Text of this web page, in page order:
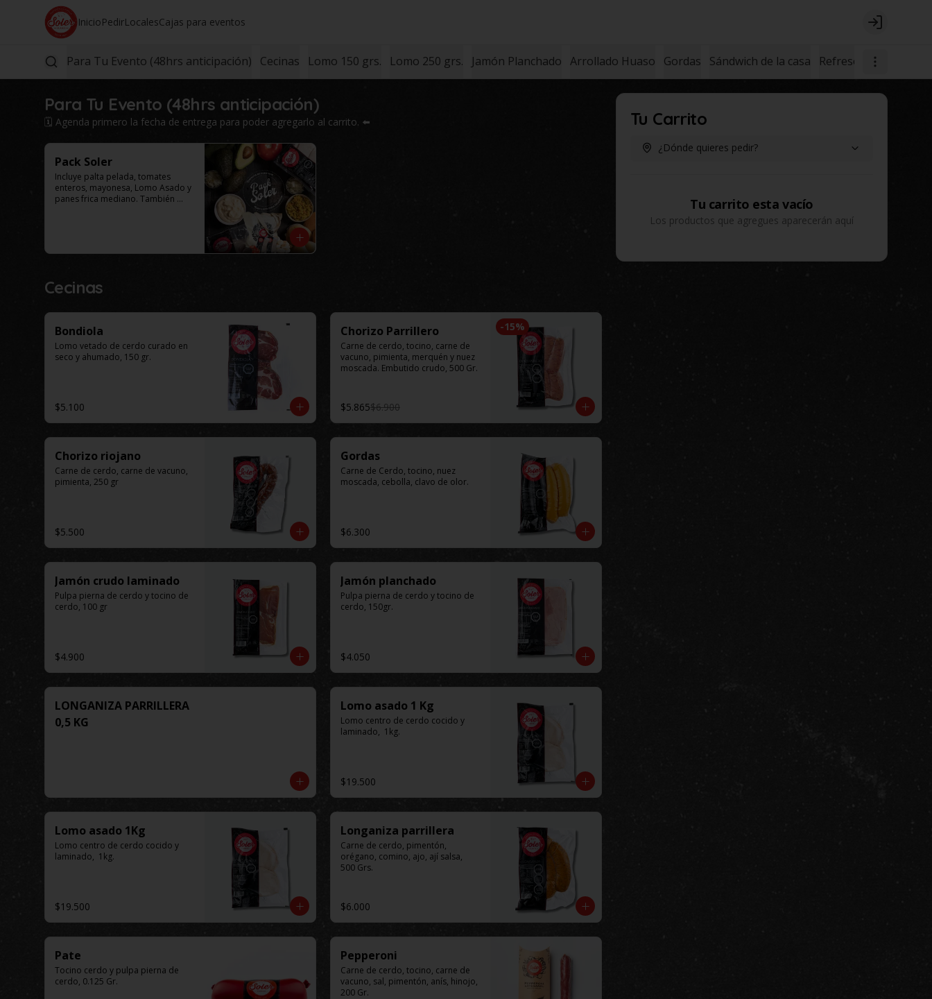
InicioPedirLocalesCajas para eventos Login
Para Tu Evento (48hrs anticipación) Cecinas Lomo 150 grs. Lomo 250 grs. Jamón Planchado Arrollado Huaso Gordas Sándwich de la casa Refrescos
Para Tu Evento (48hrs anticipación)
🗓️ Agenda primero la fecha de entrega para poder agregarlo al carrito. ⬅️
Pack Soler
Incluye palta pelada, tomates
enteros, mayonesa, Lomo Asado y
panes frica mediano. También
Este productos solo esta
Cecinas
Bondiola
Lomo vetado de cerdo curado en
seco y ahumado, 150 gr.
$5.100
-15%
Chorizo Parrillero
Carne de cerdo, tocino, carne de
vacuno, pimienta, merquén y nuez
moscada. Embutido crudo, 500 Gr.
$5.865$6.900
Chorizo riojano
Carne de cerdo, carne de vacuno,
pimienta, 250 gr
$5.500
Gordas
Carne de Cerdo, tocino, nuez
moscada, cebolla, clavo de olor.
$6.300
Jamón crudo laminado
Pulpa pierna de cerdo y tocino de
cerdo, 100 gr
$4.900
Jamón planchado
Pulpa pierna de cerdo y tocino de
cerdo, 150gr.
$4.050
LONGANIZA PARRILLERA
0,5 KG
Lomo asado 1 Kg
Lomo centro de cerdo cocido y
laminado,  1kg.
$19.500
Lomo asado 1Kg
Lomo centro de cerdo cocido y
laminado,  1kg.
$19.500
Longaniza parrillera
Carne de cerdo, pimentón,
orégano, comino, ajo, ají salsa,
500 Grs.
$6.000
Pate
Tocino cerdo y pulpa pierna de
cerdo, 0.125 Gr.
Pepperoni
Carne de cerdo, tocino, carne de
vacuno, sal, pimentón, anís, hinojo,
200 Gr.
Tu Carrito
¿Dónde quieres pedir?
Tu carrito esta vacío
Los productos que agregues aparecerán aquí